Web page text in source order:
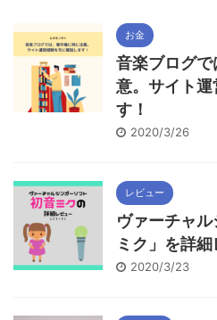
お金
音楽ブログ
意。サイト運
す！
2020/3/26
レビュー
ヴァーチャ
ミク」を詳細
2020/3/23